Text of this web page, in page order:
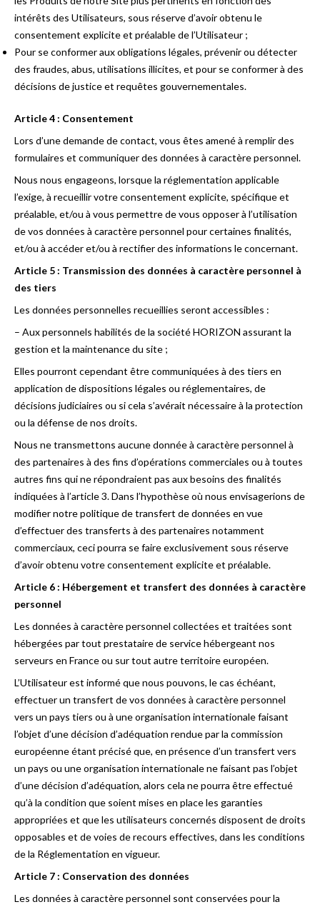
intérêts des Utilisateurs, sous réserve d’avoir obtenu le
consentement explicite et préalable de l’Utilisateur ;
Pour se conformer aux obligations légales, prévenir ou détecter
des fraudes, abus, utilisations illicites, et pour se conformer à des
décisions de justice et requêtes gouvernementales.
Article 4 : Consentement
Lors d’une demande de contact, vous êtes amené à remplir des
formulaires et communiquer des données à caractère personnel.
Nous nous engageons, lorsque la réglementation applicable
l’exige, à recueillir votre consentement explicite, spécifique et
préalable, et/ou à vous permettre de vous opposer à l’utilisation
de vos données à caractère personnel pour certaines finalités,
et/ou à accéder et/ou à rectifier des informations le concernant.
Article 5 : Transmission des données à caractère personnel à
des tiers
Les données personnelles recueillies seront accessibles :
– Aux personnels habilités de la société HORIZON assurant la
gestion et la maintenance du site ;
Elles pourront cependant être communiquées à des tiers en
application de dispositions légales ou réglementaires, de
décisions judiciaires ou si cela s’avérait nécessaire à la protection
ou la défense de nos droits.
Nous ne transmettons aucune donnée à caractère personnel à
des partenaires à des fins d’opérations commerciales ou à toutes
autres fins qui ne répondraient pas aux besoins des finalités
indiquées à l’article 3. Dans l’hypothèse où nous envisagerions de
modifier notre politique de transfert de données en vue
d’effectuer des transferts à des partenaires notamment
commerciaux, ceci pourra se faire exclusivement sous réserve
d’avoir obtenu votre consentement explicite et préalable.
Article 6 : Hébergement et transfert des données à caractère
personnel
Les données à caractère personnel collectées et traitées sont
hébergées par tout prestataire de service hébergeant nos
serveurs en France ou sur tout autre territoire européen.
L’Utilisateur est informé que nous pouvons, le cas échéant,
effectuer un transfert de vos données à caractère personnel
vers un pays tiers ou à une organisation internationale faisant
l’objet d’une décision d’adéquation rendue par la commission
européenne étant précisé que, en présence d’un transfert vers
un pays ou une organisation internationale ne faisant pas l’objet
d’une décision d’adéquation, alors cela ne pourra être effectué
qu’à la condition que soient mises en place les garanties
appropriées et que les utilisateurs concernés disposent de droits
opposables et de voies de recours effectives, dans les conditions
de la Réglementation en vigueur.
Article 7 : Conservation des données
Les données à caractère personnel sont conservées pour la